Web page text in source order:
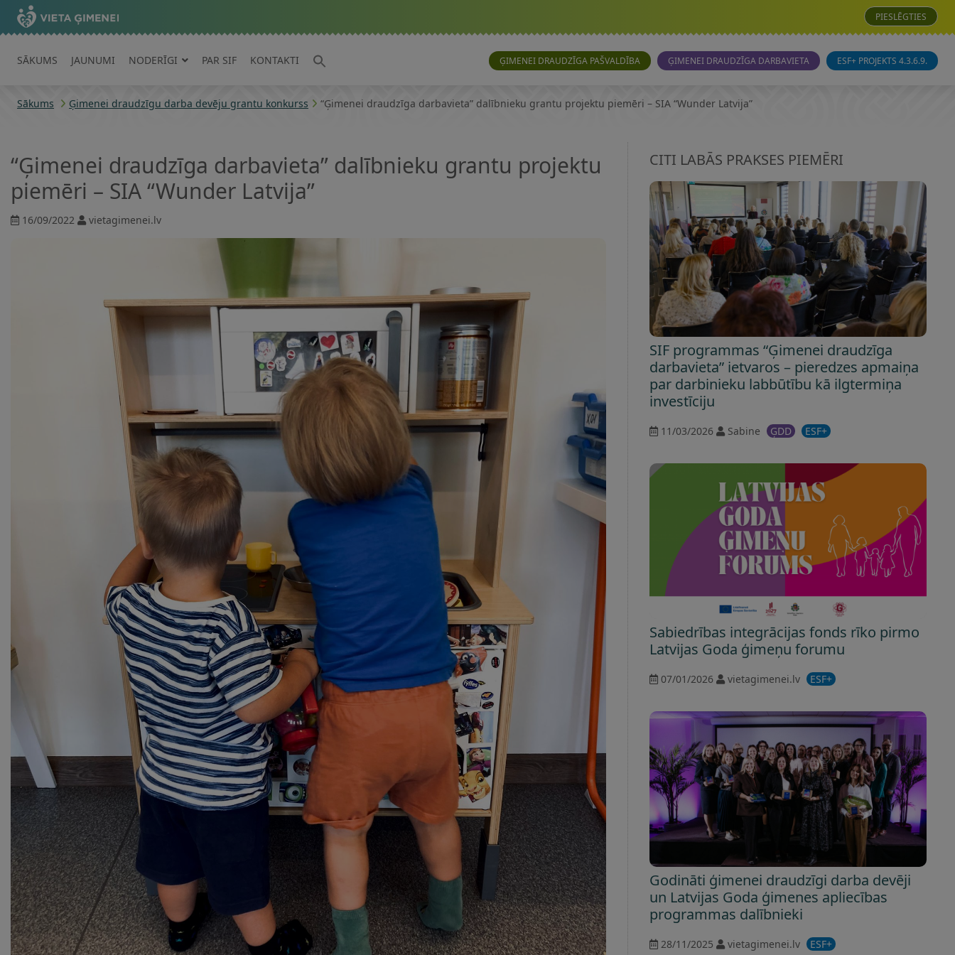
PIESLĒGTIES
SĀKUMS JAUNUMI NODERĪGI PAR SIF KONTAKTI ĢIMENEI DRAUDZĪGA PAŠVALDĪBA ĢIMENEI DRAUDZĪGA DARBAVIETA ESF+ PROJEKTS 4.3.6.9.
Sākums Ģimenei draudzīgu darba devēju grantu konkurss “Ģimenei draudzīga darbavieta” dalībnieku grantu projektu piemēri – SIA “Wunder Latvija”
“Ģimenei draudzīga darbavieta” dalībnieku grantu projektu
piemēri – SIA “Wunder Latvija”
16/09/2022 vietagimenei.lv
CITI LABĀS PRAKSES PIEMĒRI
SIF programmas “Ģimenei draudzīga
darbavieta” ietvaros – pieredzes apmaiņa
par darbinieku labbūtību kā ilgtermiņa
investīciju
11/03/2026 Sabine ĢDD ESF+
Sabiedrības integrācijas fonds rīko pirmo
Latvijas Goda ģimeņu forumu
07/01/2026 vietagimenei.lv ESF+
Godināti ģimenei draudzīgi darba devēji
un Latvijas Goda ģimenes apliecības
programmas dalībnieki
28/11/2025 vietagimenei.lv ESF+